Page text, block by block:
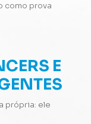
como prova
E
própria: ele